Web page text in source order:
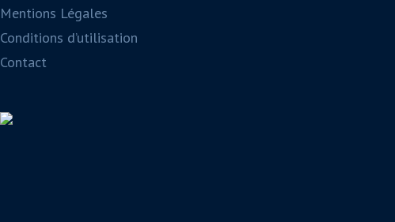
Mentions Légales
Conditions d’utilisation
Contact